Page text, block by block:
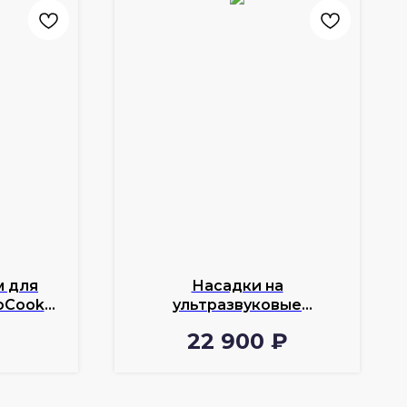
для
Насадки на
ультразвуковые
22 900 ₽